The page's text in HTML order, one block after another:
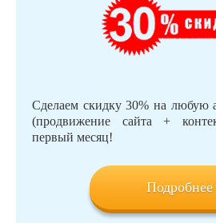
Сделаем скидку 30% на любую
(продвижение сайта +
первый месяц!
Подробнее